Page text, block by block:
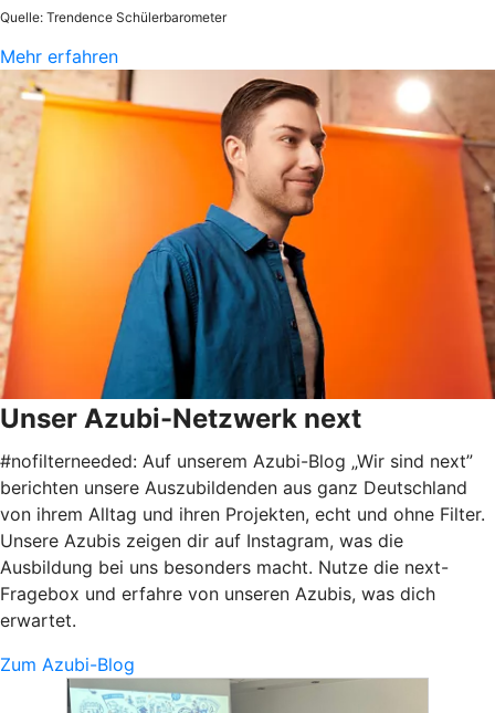
Quelle: Trendence Schülerbarometer
Mehr erfahren
Unser Azubi-Netzwerk next
#nofilterneeded: Auf unserem Azubi-Blog „Wir sind next”
berichten unsere Auszubildenden aus ganz Deutschland
von ihrem Alltag und ihren Projekten, echt und ohne Filter.
Unsere Azubis zeigen dir auf Instagram, was die
Ausbildung bei uns besonders macht. Nutze die next-
Fragebox und erfahre von unseren Azubis, was dich
erwartet.
Zum Azubi-Blog